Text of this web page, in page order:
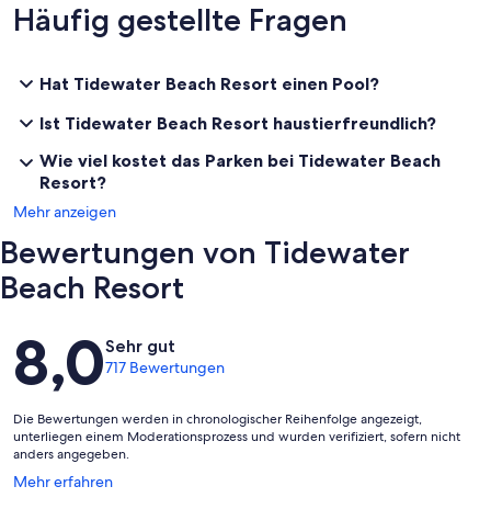
Häufig gestellte Fragen
Hat Tidewater Beach Resort einen Pool?
Ist Tidewater Beach Resort haustierfreundlich?
Wie viel kostet das Parken bei Tidewater Beach
Resort?
Mehr anzeigen
Bewertungen von Tidewater
Beach Resort
Bewertungen
8,0Sehr gut
717 Bewertungen
Die Bewertungen werden in chronologischer Reihenfolge angezeigt,
unterliegen einem Moderationsprozess und wurden verifiziert, sofern nicht
anders angegeben.
Mehr erfahren
Wird